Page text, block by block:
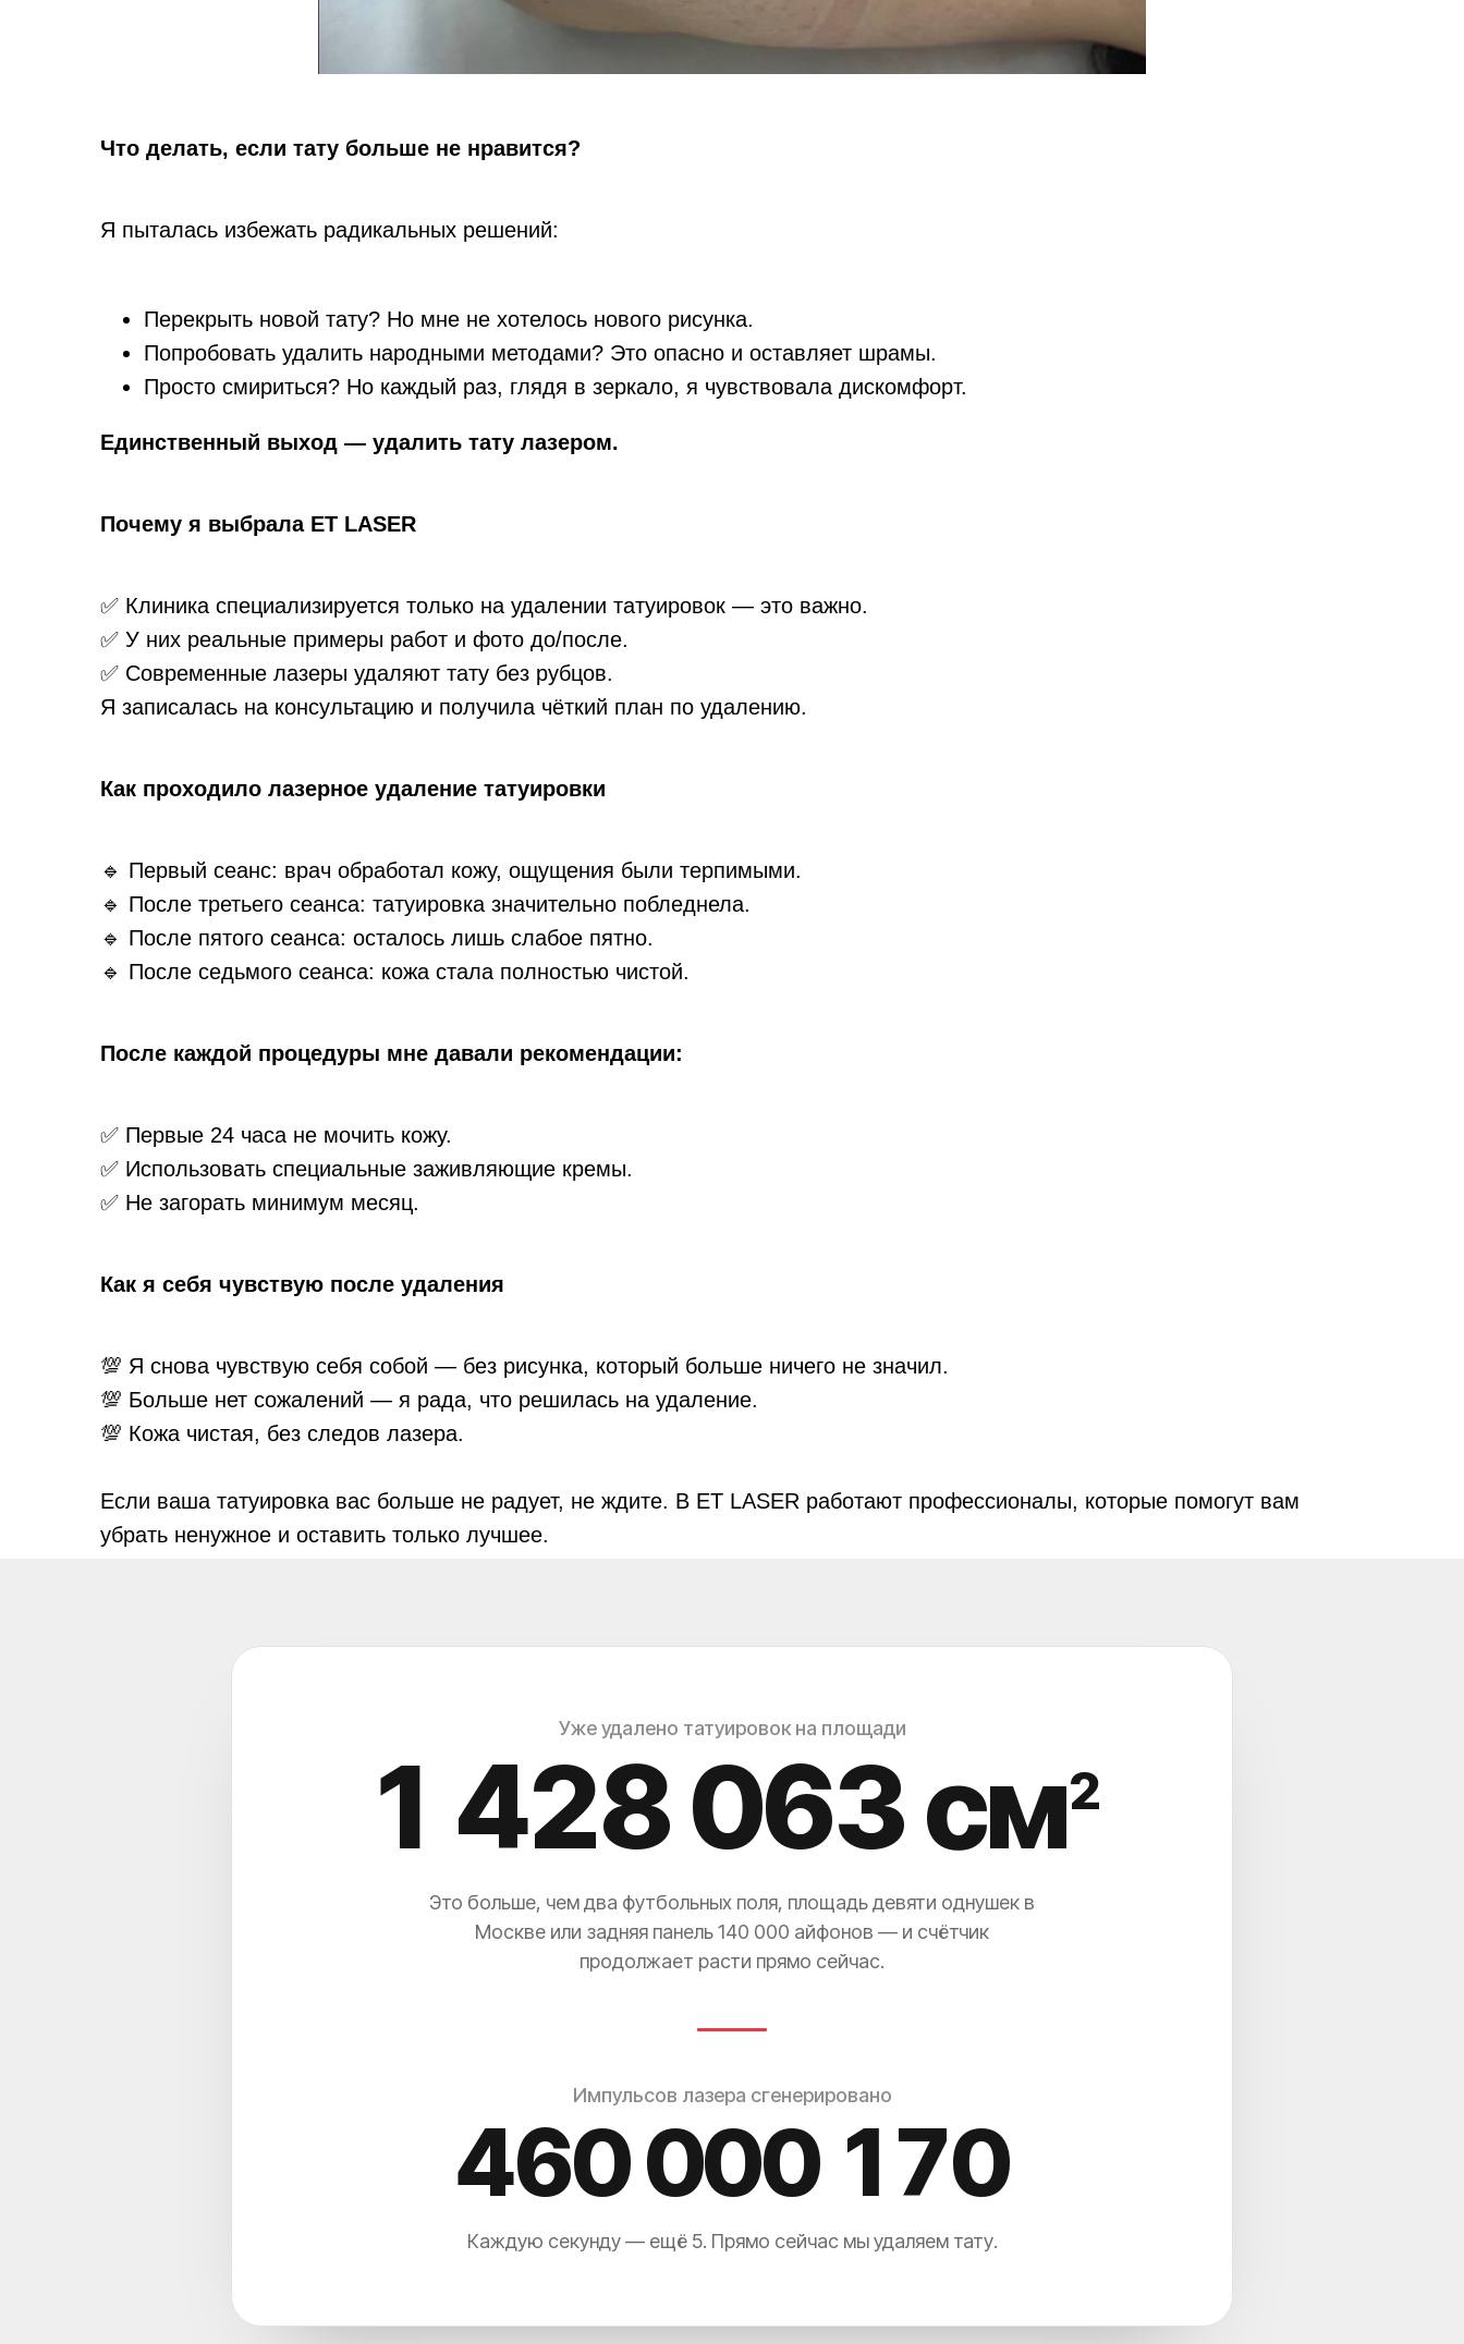
Что делать, если тату больше не нравится?
Я пыталась избежать радикальных решений:
Перекрыть новой тату? Но мне не хотелось нового рисунка.
Попробовать удалить народными методами? Это опасно и оставляет шрамы.
Просто смириться? Но каждый раз, глядя в зеркало, я чувствовала дискомфорт.
Единственный выход — удалить тату лазером.
Почему я выбрала ET LASER
✅ Клиника специализируется только на удалении татуировок — это важно.
✅ У них реальные примеры работ и фото до/после.
✅ Современные лазеры удаляют тату без рубцов.
Я записалась на консультацию и получила чёткий план по удалению.
Как проходило лазерное удаление татуировки
🔹 Первый сеанс: врач обработал кожу, ощущения были терпимыми.
🔹 После третьего сеанса: татуировка значительно побледнела.
🔹 После пятого сеанса: осталось лишь слабое пятно.
🔹 После седьмого сеанса: кожа стала полностью чистой.
После каждой процедуры мне давали рекомендации:
✅ Первые 24 часа не мочить кожу.
✅ Использовать специальные заживляющие кремы.
✅ Не загорать минимум месяц.
Как я себя чувствую после удаления
💯 Я снова чувствую себя собой — без рисунка, который больше ничего не значил.
💯 Больше нет сожалений — я рада, что решилась на удаление.
💯 Кожа чистая, без следов лазера.
Если ваша татуировка вас больше не радует, не ждите. В ET LASER работают профессионалы, которые помогут вам
убрать ненужное и оставить только лучшее.
Уже удалено татуировок на площади
1 428 066см2
Это больше, чем два футбольных поля, площадь девяти однушек в
Москве или задняя панель 140 000 айфонов — и счётчик
продолжает расти прямо сейчас.
Импульсов лазера сгенерировано
460 000 176
Каждую секунду — ещё 5. Прямо сейчас мы удаляем тату.